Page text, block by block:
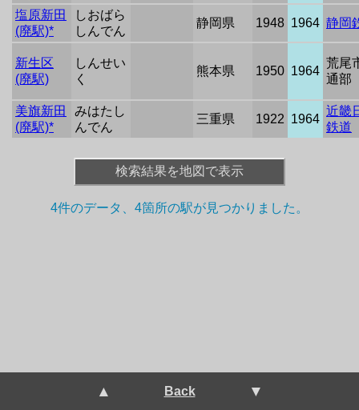
▲ Back ▼
塩原新田
(廃駅)*
しおばら
しんでん
静岡県 1948 1964 静岡
新生区
(廃駅)
しんせい
く
熊本県 1950 1964
荒尾
通部
美旗新田
(廃駅)*
みはたし
んでん
三重県 1922 1964
近畿
鉄道
検索結果を地図で表示
4件のデータ、4箇所の駅が見つかりました。